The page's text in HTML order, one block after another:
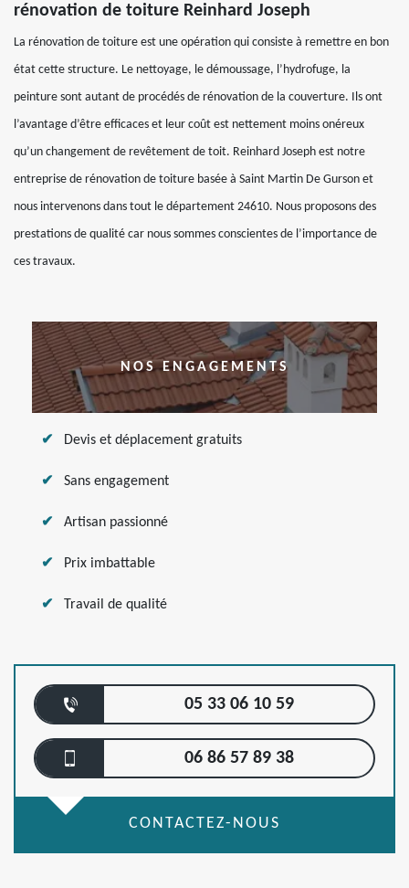
rénovation de toiture Reinhard Joseph
La rénovation de toiture est une opération qui consiste à remettre en bon
état cette structure. Le nettoyage, le démoussage, l’hydrofuge, la
peinture sont autant de procédés de rénovation de la couverture. Ils ont
l’avantage d’être efficaces et leur coût est nettement moins onéreux
qu’un changement de revêtement de toit. Reinhard Joseph est notre
entreprise de rénovation de toiture basée à Saint Martin De Gurson et
nous intervenons dans tout le département 24610. Nous proposons des
prestations de qualité car nous sommes conscientes de l’importance de
ces travaux.
NOS ENGAGEMENTS
Devis et déplacement gratuits
Sans engagement
Artisan passionné
Prix imbattable
Travail de qualité
05 33 06 10 59
06 86 57 89 38
CONTACTEZ-NOUS